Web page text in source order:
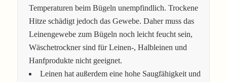
Temperaturen beim Bügeln unempfindlich. Trockene
Hitze schädigt jedoch das Gewebe. Daher muss das
Leinengewebe zum Bügeln noch leicht feucht sein,
Wäschetrockner sind für Leinen-, Halbleinen und
Hanfprodukte nicht geeignet.
Leinen hat außerdem eine hohe Saugfähigkeit und